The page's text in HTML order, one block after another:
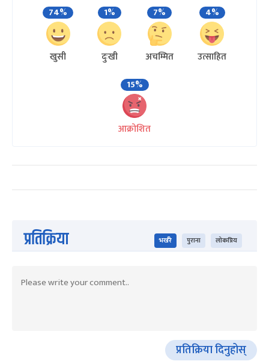
74%
खुसी
1%
दुःखी
7%
अचम्मित
4%
उत्साहित
15%
आक्रोशित
प्रतिक्रिया भर्खरै पुराना लोकप्रिय
प्रतिक्रिया दिनुहोस्